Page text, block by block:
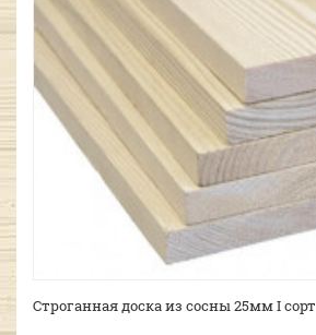
Строганная доска из сосны 25мм I сорт